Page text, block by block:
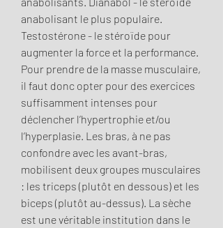
anabolisant le plus populaire.
Testostérone - le stéroïde pour
augmenter la force et la performance.
Pour prendre de la masse musculaire,
il faut donc opter pour des exercices
suffisamment intenses pour
déclencher l’hypertrophie et/ou
l’hyperplasie. Les bras, à ne pas
confondre avec les avant-bras,
mobilisent deux groupes musculaires
: les triceps (plutôt en dessous) et les
biceps (plutôt au-dessus). La sèche
est une véritable institution dans le